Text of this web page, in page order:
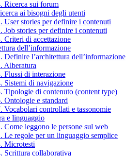
Ricerca sui forum
ai bisogni degli utenti
User stories per definire i contenuti
Job stories per definire i contenuti
Criteri di accettazione
dell’informazione
Definire l’architettura dell’informazione
Alberatura
Flussi di interazione
Sistemi di navigazione
Tipologie di contenuto (content type)
Ontologie e standard
Vocabolari controllati e tassonomie
e linguaggio
Come leggono le persone sul web
Le regole per un linguaggio semplice
Microtesti
Scrittura collaborativa